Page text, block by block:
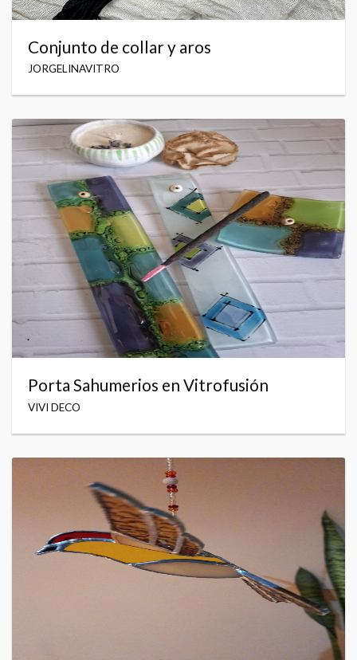
Conjunto de collar y aros
JORGELINAVITRO
Porta Sahumerios en Vitrofusión
VIVI DECO